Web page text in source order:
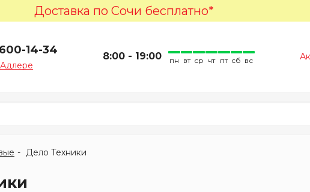
Доставка по Сочи бесплатно*
14-34 8:00 - 19:00 пн вт ср чт пт сб вс
Дело Техники